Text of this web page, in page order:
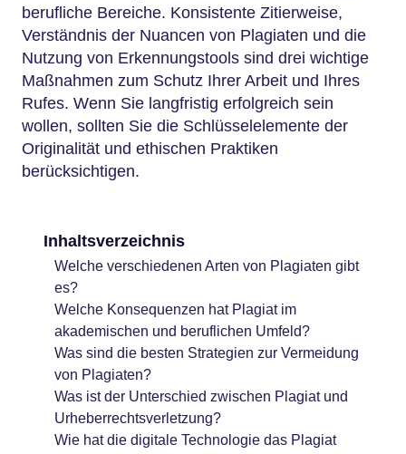
berufliche Bereiche. Konsistente Zitierweise,
Verständnis der Nuancen von Plagiaten und die
Nutzung von Erkennungstools sind drei wichtige
Maßnahmen zum Schutz Ihrer Arbeit und Ihres
Rufes. Wenn Sie langfristig erfolgreich sein
wollen, sollten Sie die Schlüsselelemente der
Originalität und ethischen Praktiken
berücksichtigen.
Inhaltsverzeichnis
Welche verschiedenen Arten von Plagiaten gibt
es?
Welche Konsequenzen hat Plagiat im
akademischen und beruflichen Umfeld?
Was sind die besten Strategien zur Vermeidung
von Plagiaten?
Was ist der Unterschied zwischen Plagiat und
Urheberrechtsverletzung?
Wie hat die digitale Technologie das Plagiat